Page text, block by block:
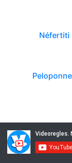
Néfertiti